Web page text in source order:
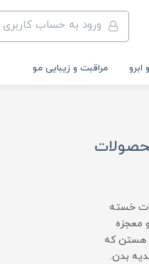
ورود به حساب کاربری
ابرو مراقبت و زیبایی مو
خسته
معجزه
هستن که
بدن.